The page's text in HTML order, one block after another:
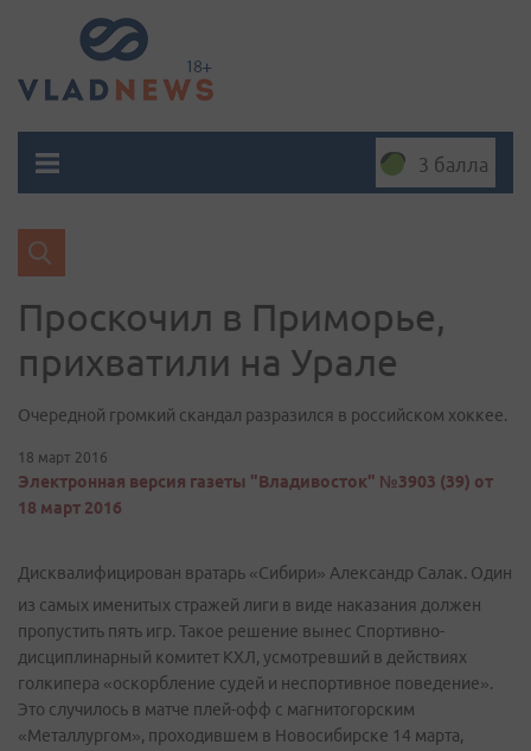
3 балла
Проскочил в Приморье,
прихватили на Урале
Очередной громкий скандал разразился в российском хоккее.
18 март 2016
Электронная версия газеты "Владивосток" №3903 (39) от
18 март 2016
Дисквалифицирован вратарь «Сибири» Александр Салак. Один
из самых именитых стражей лиги в виде наказания должен
пропустить пять игр. Такое решение вынес Спортивно-
дисциплинарный комитет КХЛ, усмотревший в действиях
голкипера «оскорбление судей и неспортивное поведение».
Это случилось в матче плей-офф с магнитогорским
«Металлургом», проходившем в Новосибирске 14 марта,